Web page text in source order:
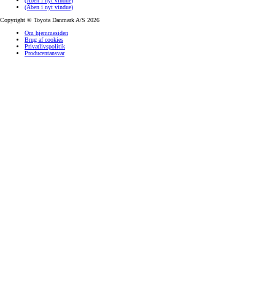
(Åben i nyt vindue)
Copyright © Toyota Danmark A/S 2026
Om hjemmesiden
Brug af cookies
Privatlivspolitik
Producentansvar